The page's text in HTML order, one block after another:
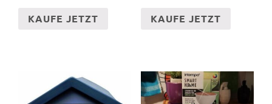
KAUFE JETZT KAUFE JETZT